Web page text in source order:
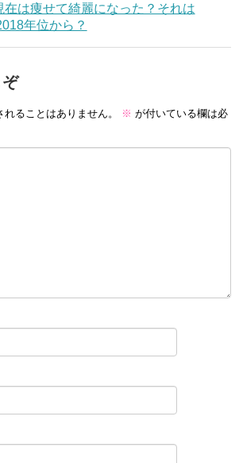
在は痩せて綺麗になった？それは
年位から？
ることはありません。 ※ が付いている欄は必